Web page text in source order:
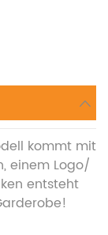
kommt mit
einem Logo/
entsteht